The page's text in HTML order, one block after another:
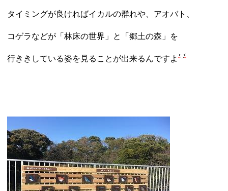
タイミングが良ければイカルの群れや、アオバト、
コゲラなどが「林床の世界」と「郷土の森」を
行ききしている姿を見ることが出来るんですよ